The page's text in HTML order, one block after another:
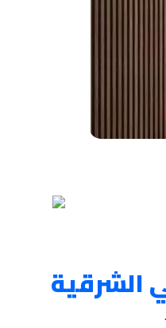
الشرقية